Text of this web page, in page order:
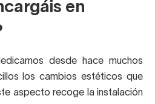
en
desde hace muchos
los cambios estéticos que
aspecto recoge la instalación